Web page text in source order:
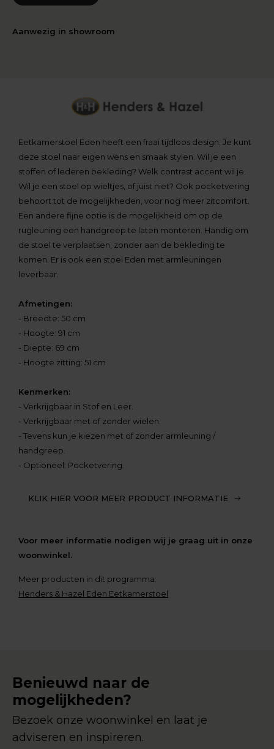
Aanwezig in showroom
Eetkamerstoel Eden heeft een fraai tijdloos design. Je kunt
deze stoel naar eigen wens en smaak stylen. Wil je een
stoffen of lederen bekleding? Welk contrast accent wil je.
Wil je een stoel op wieltjes, of juist niet? Ook pocketvering
behoort tot de mogelijkheden, voor nog meer zitcomfort.
Een andere fijne optie is de mogelijkheid om op de
rugleuning een handgreep te laten monteren. Handig om
de stoel te verplaatsen, zonder aan de bekleding te
komen. Er is ook een stoel Eden met armleuningen
leverbaar.
Afmetingen:
- Breedte: 50 cm
- Hoogte: 91 cm
- Diepte: 69 cm
- Hoogte zitting: 51 cm
Kenmerken:
- Verkrijgbaar in Stof en Leer.
- Verkrijgbaar met of zonder wielen.
- Tevens kun je kiezen met of zonder armleuning /
handgreep.
- Optioneel: Pocketvering.
KLIK HIER VOOR MEER PRODUCT INFORMATIE
Voor meer informatie nodigen wij je graag uit in onze
woonwinkel.
Meer producten in dit programma:
Henders & Hazel Eden Eetkamerstoel
Benieuwd naar de
mogelijkheden?
Bezoek onze woonwinkel en laat je
adviseren en inspireren.